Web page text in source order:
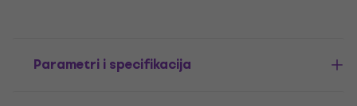
Parametri i specifikacija